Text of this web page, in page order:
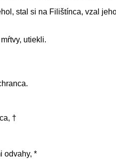
stal si na Filištínca, vzal
utiekli.
†
odvahy, *